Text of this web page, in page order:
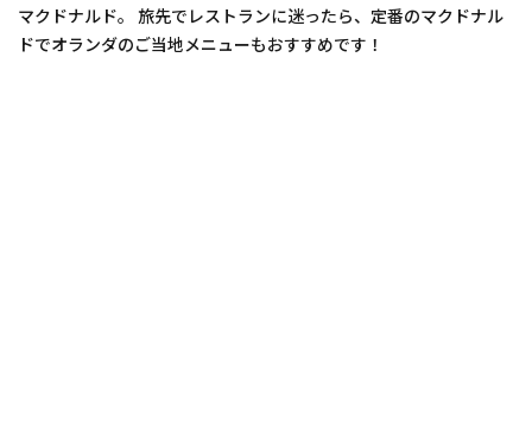
マクドナルド。 旅先でレストランに迷ったら、定番のマクドナル
ドでオランダのご当地メニューもおすすめです！